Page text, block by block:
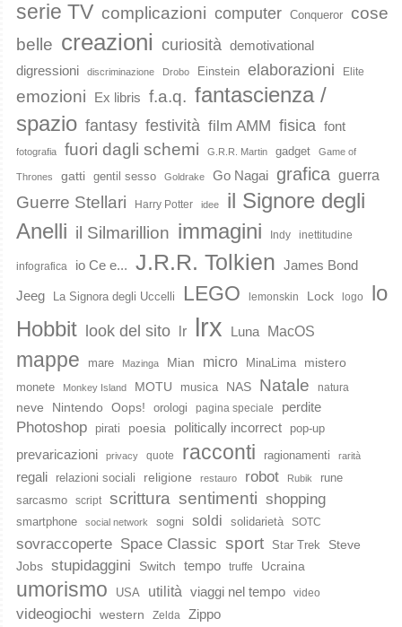
serie TV complicazioni computer Conqueror
cose
belle creazioni curiosità demotivational
digressioni
discriminazione Drobo Einstein elaborazioni Elite
emozioni Ex libris f.a.q. fantascienza /
spazio fantasy festività film AMM fisica font
fotografia fuori dagli schemi G.R.R. Martin gadget Game of
Thrones gatti gentil sesso Goldrake Go Nagai grafica guerra
Guerre Stellari Harry Potter idee
il Signore degli
Anelli il Silmarillion immagini Indy inettitudine
infografica io Ce e... J.R.R. Tolkien James Bond
Jeeg La Signora degli Uccelli LEGO lemonskin Lock logo
lo
Hobbit
look del sito lr lrx Luna MacOS
mappe mare Mazinga Mian micro MinaLima mistero
monete Monkey Island MOTU musica NAS Natale natura
neve Nintendo Oops! orologi pagina speciale perdite
Photoshop pirati poesia politically incorrect pop-up
prevaricazioni privacy quote racconti ragionamenti rarità
regali relazioni sociali religione restauro robot Rubik
rune
sarcasmo
script scrittura sentimenti shopping
smartphone social network sogni soldi solidarietà SOTC
sovraccoperte Space Classic sport Star Trek
Steve
Jobs stupidaggini Switch tempo truffe Ucraina
umorismo USA utilità viaggi nel tempo video
videogiochi western Zelda Zippo